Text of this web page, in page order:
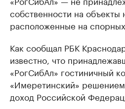
собственности на объекты
расположенные на спорных
Как сообщал РБК
известно, что
«РогСибАл» гостиничный
«Имеретинский»
доход Российской